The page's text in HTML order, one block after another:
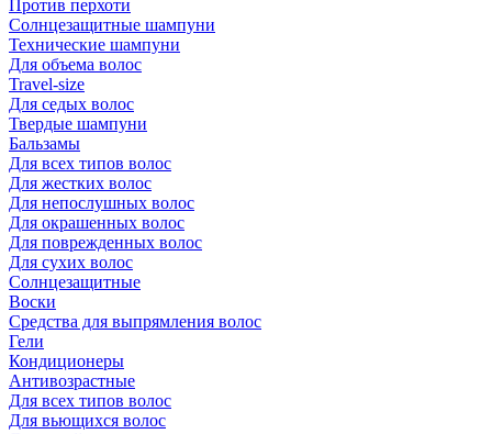
Против перхоти
Солнцезащитные шампуни
Технические шампуни
Для объема волос
Travel-size
Для седых волос
Твердые шампуни
Бальзамы
Для всех типов волос
Для жестких волос
Для непослушных волос
Для окрашенных волос
Для поврежденных волос
Для сухих волос
Солнцезащитные
Воски
Средства для выпрямления волос
Гели
Кондиционеры
Антивозрастные
Для всех типов волос
Для вьющихся волос